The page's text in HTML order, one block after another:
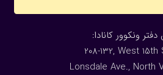
ونکوور کانادا
208-132, West
Lonsdale Ave., North